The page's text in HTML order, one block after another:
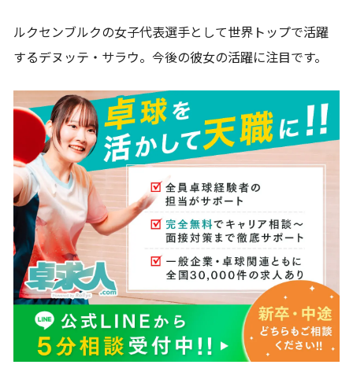
ルクセンブルクの女子代表選手として世界トップで活躍
するデヌッテ・サラウ。今後の彼女の活躍に注目です。